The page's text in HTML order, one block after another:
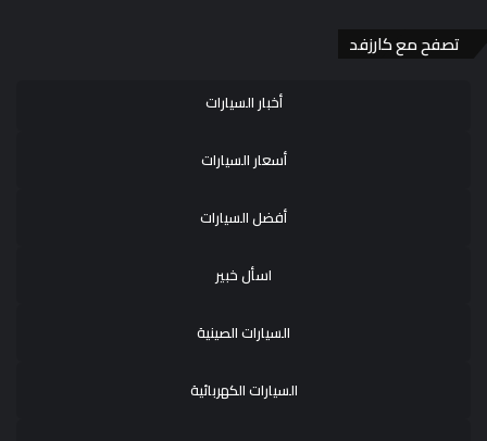
تصفح مع كارزفد
أخبار السيارات
أسعار السيارات
أفضل السيارات
اسأل خبير
السيارات الصينية
السيارات الكهربائية